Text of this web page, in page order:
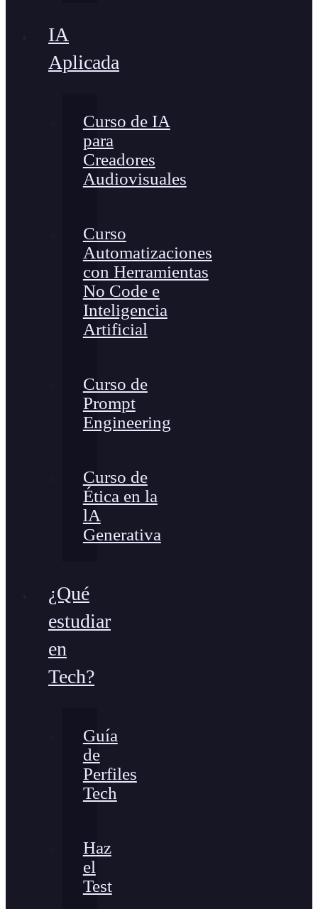
IA
Aplicada
Curso de IA
para
Creadores
Audiovisuales
Curso
Automatizaciones
con Herramientas
No Code e
Inteligencia
Artificial
Curso de
Prompt
Engineering
Curso de
Ética en la
lA
Generativa
¿Qué
estudiar
en
Tech?
Guía
de
Perfiles
Tech
Haz
el
Test